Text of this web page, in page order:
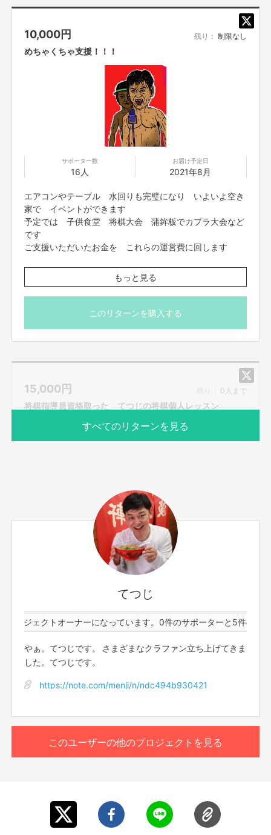
てつじ
ジェクトオーナーになっています。0件のサポーターと5件のプロジ
やぁ。てつじです。 さまざまなクラファン立ち上げてきま
した。てつじです。
https://note.com/menji/n/ndc494b930421
10,000円 残り： 制限なし
めちゃくちゃ支援！！！
サポーター数
16人
お届け予定日
2021年8月
エアコンやテーブル 水回りも完璧になり いよいよ空き
家で イベントができます
予定では 子供食堂 将棋大会 蒲鉾板でカプラ大会など
です
ご支援いただいたお金を これらの運営費に回します
※またご支援していただいた方 全員に 写真の暑中見舞
いお送りさせてもらいます
もっと見る
このリターンを購入する
15,000円 残り： 0人まで
将棋指導員資格取った てつじの将棋個人レッスン
サポーター数 お届け予定日
2021年12月
日本将棋連盟公認の将棋指導員資格を取りました
https://www.shogi.or.jp/branch/
そんな私の将棋個人レッスンです
レッスン内容
時間 1時間程度
とにかく将棋に関することならなんでも
初心者 有段者 親子 なんでも大歓迎。
日時 要相談 購入後打ち合わせ
※購入より6ヶ月有効
⚠️レッスンにあたっての注意
し上げます。
また各自コロナ対策よろしくお願いします
もっと見る
このリターンを購入する
すべてのリターンを見る
このユーザーの他のプロジェクトを見る